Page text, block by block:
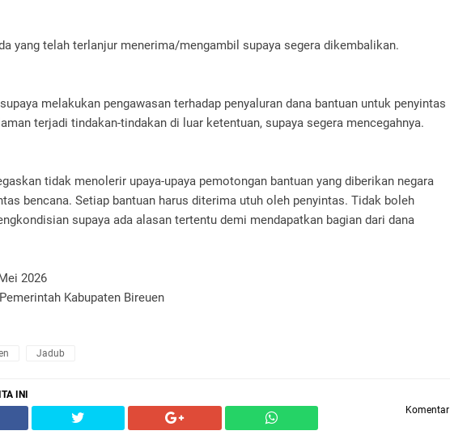
yang telah terlanjur menerima/mengambil supaya segera dikembalikan.
melakukan pengawasan terhadap penyaluran dana bantuan untuk penyintas
terjadi tindakan-tindakan di luar ketentuan, supaya segera mencegahnya.
tidak menolerir upaya-upaya pemotongan bantuan yang diberikan negara
bencana. Setiap bantuan harus diterima utuh oleh penyintas. Tidak boleh
supaya ada alasan tertentu demi mendapatkan bagian dari dana
2026
Kabupaten Bireuen
Jadub
INI
Komentar